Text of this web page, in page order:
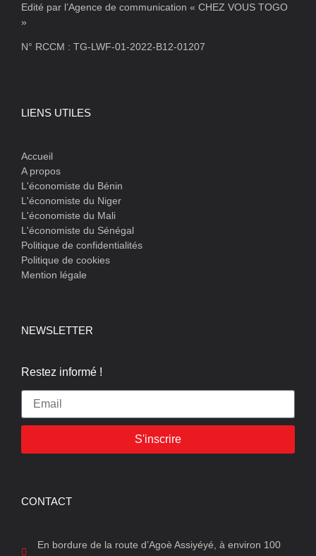
Edité par l’Agence de communication « CHEZ VOUS TOGO
»
N° RCCM : TG-LWF-01-2022-B12-01207
LIENS UTILES
Accueil
A propos
L'économiste du Bénin
L'économiste du Niger
L'économiste du Mali
L'économiste du Sénégal
Politique de confidentialités
Politique de cookies
Mention légale
NEWSLETTER
Restez informé !
S'inscrire
CONTACT
En bordure de la route d’Agoè Assiyéyé, à environ 100